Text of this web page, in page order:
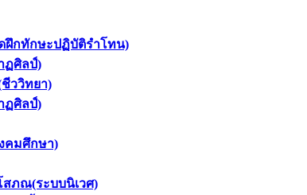
ฝึกทักษะปฏิบัติรำโทน)
ฏศิลป์)
ววิทยา)
ฏศิลป์)
คมศึกษา)
สภณ(ระบบนิเวศ)